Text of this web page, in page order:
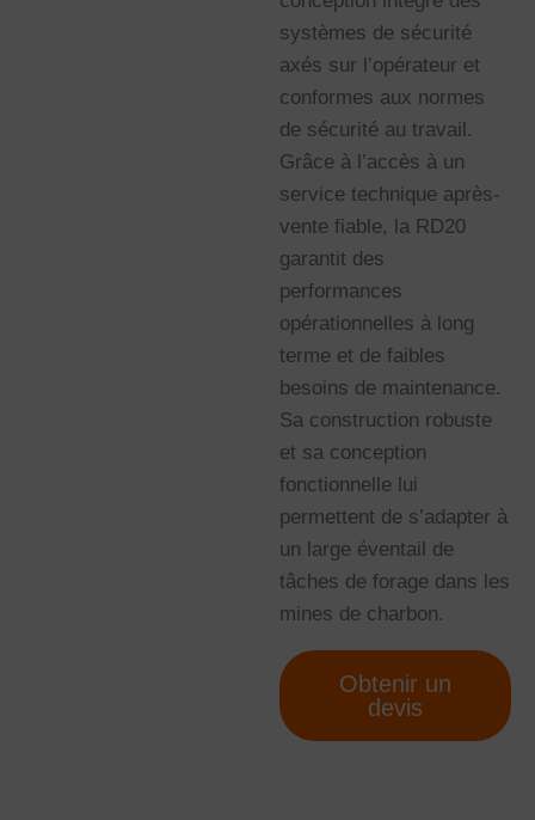
systèmes de sécurité
axés sur l’opérateur et
conformes aux normes
de sécurité au travail.
Grâce à l’accès à un
service technique après-
vente fiable, la RD20
garantit des
performances
opérationnelles à long
terme et de faibles
besoins de maintenance.
Sa construction robuste
et sa conception
fonctionnelle lui
permettent de s’adapter à
un large éventail de
tâches de forage dans les
mines de charbon.
Obtenir un
devis